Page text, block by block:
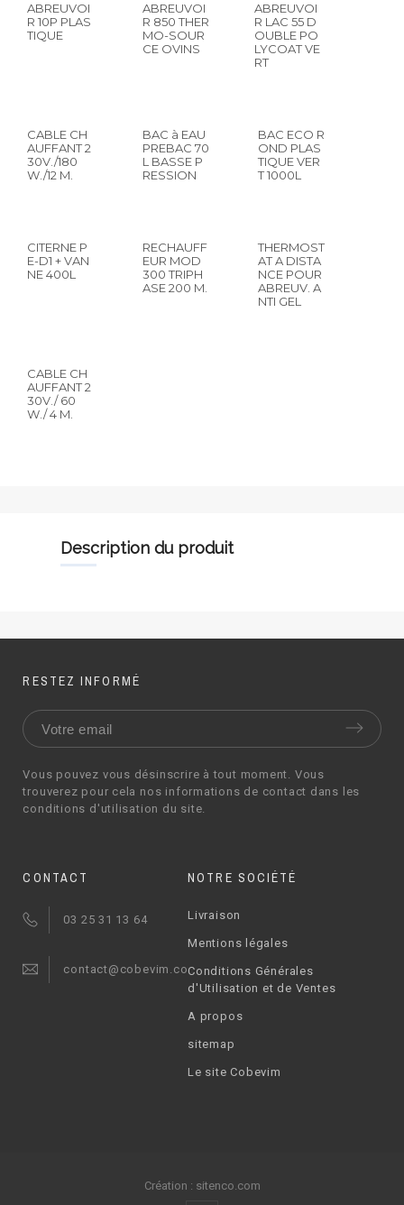
ABREUVOI
R 10P PLAS
TIQUE
ABREUVOI
R 850 THER
MO-SOUR
CE OVINS
ABREUVOI
R LAC 55 D
OUBLE PO
LYCOAT VE
RT
CABLE CH
AUFFANT 2
30V./180
W./12 M.
BAC à EAU
PREBAC 70
L BASSE P
RESSION
BAC ECO R
OND PLAS
TIQUE VER
T 1000L
CITERNE P
E-D1 + VAN
NE 400L
RECHAUFF
EUR MOD
300 TRIPH
ASE 200 M.
THERMOST
AT A DISTA
NCE POUR
ABREUV. A
NTI GEL
CABLE CH
AUFFANT 2
30V./ 60
W./ 4 M.
description du produit
RESTEZ INFORMÉ
Vous pouvez vous désinscrire à tout moment. Vous
trouverez pour cela nos informations de contact dans les
conditions d'utilisation du site.
CONTACT
03 25 31 13 64
contact@cobevim.com
NOTRE SOCIÉTÉ
Livraison
Mentions légales
Conditions Générales
d'Utilisation et de Ventes
A propos
sitemap
Le site Cobevim
Création : sitenco.com